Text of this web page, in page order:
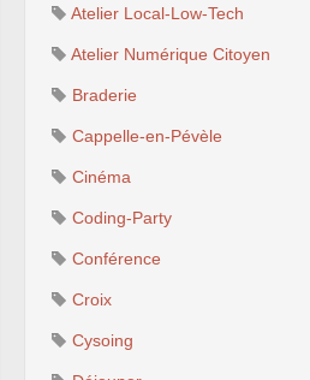
Atelier Local-Low-Tech
Atelier Numérique Citoyen
Braderie
Cappelle-en-Pévèle
Cinéma
Coding-Party
Conférence
Croix
Cysoing